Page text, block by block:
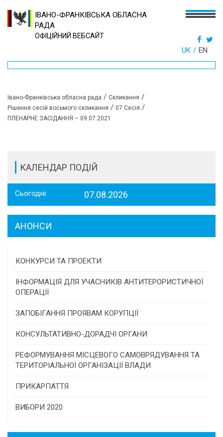
ІВАНО-ФРАНКІВСЬКА ОБЛАСНА
РАДА
ОФІЦІЙНИЙ ВЕБСАЙТ
UK EN
Івано-Франківська обласна рада / Скликання /
Рішення сесій восьмого скликання / 07 Сесія /
ПЛЕНАРНЕ ЗАСІДАННЯ – 09.07.2021
КАЛЕНДАР ПОДІЙ
Сьогодні: 07.08.2026
АНОНСИ
КОНКУРСИ ТА ПРОЕКТИ
Конкурс проектів та програм місцевого
самоврядування
Конкурс інститутів громадянського суспільства
Програми/конкурси МТД
ІНФОРМАЦІЯ ДЛЯ УЧАСНИКІВ АНТИТЕРОРИСТИЧНОЇ
ОПЕРАЦІЇ
ЗАПОБІГАННЯ ПРОЯВАМ КОРУПЦІЇ
КОНСУЛЬТАТИВНО-ДОРАДЧІ ОРГАНИ
Консультативна рада
РЕФОРМУВАННЯ МІСЦЕВОГО САМОВРЯДУВАННЯ ТА
ТЕРИТОРІАЛЬНОЇ ОРГАНІЗАЦІЇ ВЛАДИ
ПРИКАРПАТТЯ
Історична довідка
ВИБОРИ 2020